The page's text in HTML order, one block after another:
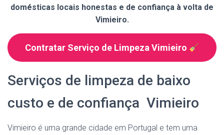
domésticas locais honestas e de confiança à volta de
Vimieiro.
Contratar Serviço de Limpeza Vimieiro
Serviços de limpeza de baixo
custo e de confiança Vimieiro
Vimieiro é uma grande cidade em Portugal e tem uma